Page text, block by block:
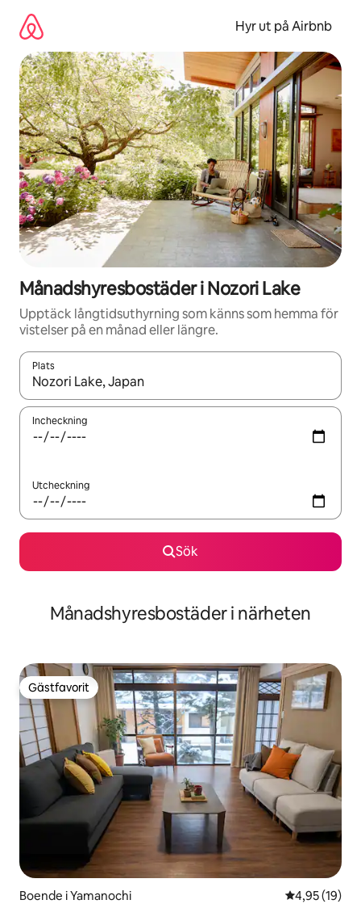
innehåll
Hyr ut på Airbnb
Månadshyresbostäder i Nozori Lake
Upptäck långtidsuthyrning som känns som hemma för
vistelser på en månad eller längre.
Plats
När resultaten är tillgängliga kan du navigera med upp- och
Incheckning
Utcheckning
Sök
Månadshyresbostäder i närheten
Gästfavorit
Gästfavorit
Boende i Yamanochi 4,95 av 5 i
4,95 (19)